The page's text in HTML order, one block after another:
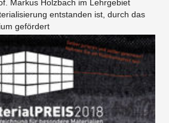
Markus Holzbach im Lehrgebiet
entstanden ist, durch das
gefördert